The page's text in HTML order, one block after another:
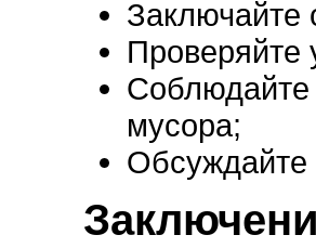
Заключайте
Проверяйте
Соблюдайте
мусора;
Обсуждайте